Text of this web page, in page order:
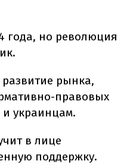
года, но революция
рынка,
правовых
и украинцам.
в лице
поддержку.